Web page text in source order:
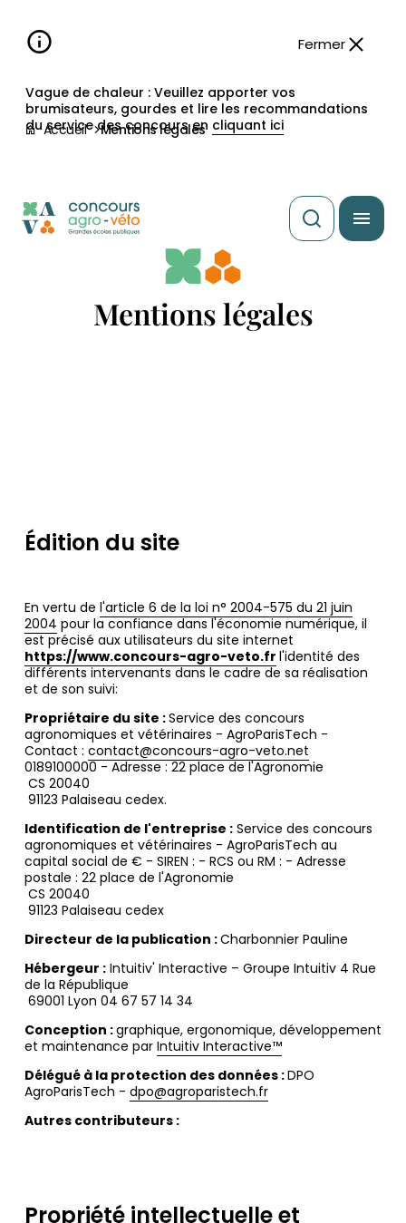
principale
principal
d'accessibilité
de
page
Vague de chaleur : Veuillez apporter vos
brumisateurs, gourdes et lire les recommandations
du service des concours en cliquant ici
Fermer
Accueil Mentions légales
Mentions légales
Édition du site
En vertu de l'article 6 de la loi n° 2004-575 du 21 juin
2004 pour la confiance dans l'économie numérique, il
est précisé aux utilisateurs du site internet
https://www.concours-agro-veto.fr l'identité des
différents intervenants dans le cadre de sa réalisation
et de son suivi:
Propriétaire du site :Service des concours
agronomiques et vétérinaires - AgroParisTech -
Contact : contact@concours-agro-veto.net
0189100000 - Adresse : 22 place de l'Agronomie
CS 20040
91123 Palaiseau cedex.
Identification de l'entreprise : Service des concours
agronomiques et vétérinaires - AgroParisTech au
capital social de € - SIREN : - RCS ou RM : - Adresse
postale : 22 place de l'Agronomie
CS 20040
91123 Palaiseau cedex
Directeur de la publication :Charbonnier Pauline
Hébergeur : Intuitiv' Interactive – Groupe Intuitiv 4 Rue
de la République
69001 Lyon 04 67 57 14 34
Conception :graphique, ergonomique, développement
et maintenance par Intuitiv Interactive™
Délégué à la protection des données :DPO
AgroParisTech - dpo@agroparistech.fr
Autres contributeurs :
Propriété intellectuelle et